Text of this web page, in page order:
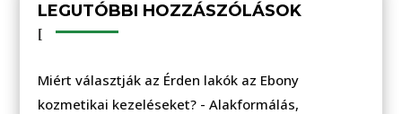
LEGUTÓBBI HOZZÁSZÓLÁSOK
Miért választják az Érden lakók az Ebony
kozmetikai kezeléseket? -Alakformálás,